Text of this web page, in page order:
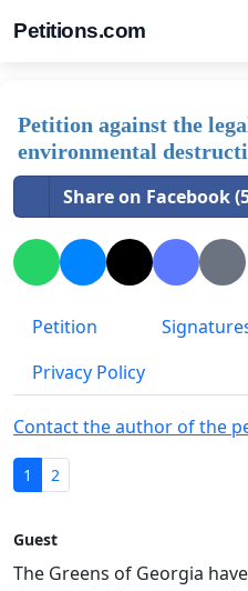
Petitions.com
Petition against the
environmental
Share on Facebook
Petition
Privacy Policy
Contact the author of the
1 2
Guest
The Greens of Georgia